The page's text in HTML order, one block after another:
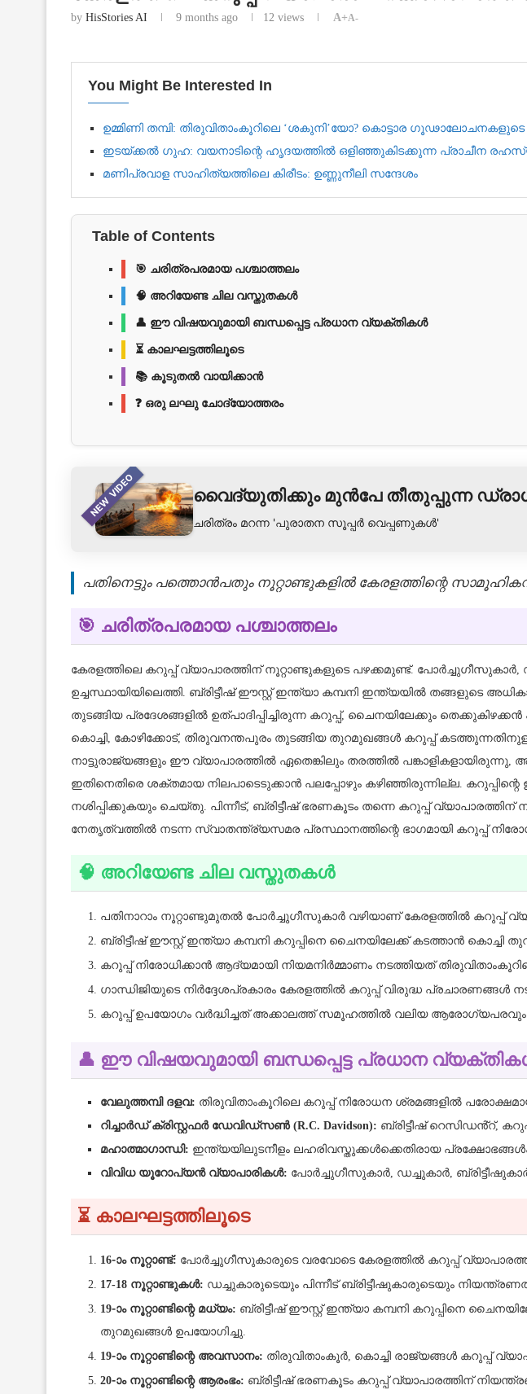
by HisStories AI 9 months ago 12 views A+A-
You Might Be Interested In
ഉമ്മിണി തമ്പി: തിരുവിതാംകൂറിലെ ‘ശകുനി’യോ? കൊട്ടാര
ഇടയ്ക്കൽ ഗുഹ: വയനാടിന്റെ ഹൃദയത്തിൽ ഒളിഞ്ഞുകിടക്കുന്ന പ്രാചീന
മണിപ്രവാള സാഹിത്യത്തിലെ കിരീടം: ഉണ്ണുനീലി സന്ദേശം
Table of Contents
🎯 ചരിത്രപരമായ പശ്ചാത്തലം
🧠 അറിയേണ്ട ചില വസ്തുതകൾ
👤 ഈ വിഷയവുമായി ബന്ധപ്പെട്ട പ്രധാന വ്യക്തികൾ
⏳ കാലഘട്ടത്തിലൂടെ
📚 കൂടുതൽ വായിക്കാൻ
❓ ഒരു ലഘു ചോദ്യോത്തരം
NEW VIDEO വൈദ്യുതിക്കും മുൻപേ തീതുപ്പുന്ന
ചരിത്രം മറന്ന 'പുരാതന സൂപ്പർ വെപ്പണുകൾ'
പതിനെട്ടും പത്തൊൻപതും നൂറ്റാണ്ടുകളിൽ കേരളത്തിന്റെ
🎯 ചരിത്രപരമായ പശ്ചാത്തലം
കേരളത്തിലെ കറുപ്പ് വ്യാപാരത്തിന് നൂറ്റാണ്ടുകളുടെ പഴക്കമുണ്ട്. പോർച്ചുഗീസുകാർ,
ഉച്ചസ്ഥായിയിലെത്തി. ബ്രിട്ടീഷ് ഈസ്റ്റ് ഇന്ത്യാ കമ്പനി ഇന്ത്യയിൽ തങ്ങളുടെ
തുടങ്ങിയ പ്രദേശങ്ങളിൽ ഉത്പാദിപ്പിച്ചിരുന്ന കറുപ്പ്, ചൈനയിലേക്കും
കൊച്ചി, കോഴിക്കോട്, തിരുവനന്തപുരം തുടങ്ങിയ തുറമുഖങ്ങൾ കറുപ്പ്
നാട്ടുരാജ്യങ്ങളും ഈ വ്യാപാരത്തിൽ ഏതെങ്കിലും തരത്തിൽ
ഇതിനെതിരെ ശക്തമായ നിലപാടെടുക്കാൻ പലപ്പോഴും കഴിഞ്ഞിരുന്നില്ല.
നശിപ്പിക്കുകയും ചെയ്തു. പിന്നീട്, ബ്രിട്ടീഷ് ഭരണകൂടം തന്നെ കറുപ്പ്
നേതൃത്വത്തിൽ നടന്ന സ്വാതന്ത്ര്യസമര പ്രസ്ഥാനത്തിന്റെ ഭാഗമായി കറുപ്പ്
🧠 അറിയേണ്ട ചില വസ്തുതകൾ
പതിനാറാം നൂറ്റാണ്ടുമുതൽ പോർച്ചുഗീസുകാർ വഴിയാണ് കേരളത്തിൽ കറുപ്പ്
ബ്രിട്ടീഷ് ഈസ്റ്റ് ഇന്ത്യാ കമ്പനി കറുപ്പിനെ ചൈനയിലേക്ക് കടത്താൻ കൊച്ചി
കറുപ്പ് നിരോധിക്കാൻ ആദ്യമായി നിയമനിർമ്മാണം നടത്തിയത്
ഗാന്ധിജിയുടെ നിർദ്ദേശപ്രകാരം കേരളത്തിൽ കറുപ്പ് വിരുദ്ധ പ്രചാരണങ്ങൾ
കറുപ്പ് ഉപയോഗം വർദ്ധിച്ചത് അക്കാലത്ത് സമൂഹത്തിൽ വലിയ
👤 ഈ വിഷയവുമായി ബന്ധപ്പെട്ട പ്രധാന
വേലുത്തമ്പി ദളവ: തിരുവിതാംകൂറിലെ കറുപ്പ് നിരോധന ശ്രമങ്ങളിൽ
റിച്ചാർഡ് ക്രിസ്റ്റഫർ ഡേവിഡ്സൺ (R.C. Davidson): ബ്രിട്ടീഷ് റെസിഡൻ്റ്,
മഹാത്മാഗാന്ധി: ഇന്ത്യയിലുടനീളം ലഹരിവസ്തുക്കൾക്കെതിരായ
വിവിധ യൂറോപ്യൻ വ്യാപാരികൾ: പോർച്ചുഗീസുകാർ, ഡച്ചുകാർ,
⏳ കാലഘട്ടത്തിലൂടെ
16-ാം നൂറ്റാണ്ട്: പോർച്ചുഗീസുകാരുടെ വരവോടെ കേരളത്തിൽ കറുപ്പ്
17-18 നൂറ്റാണ്ടുകൾ: ഡച്ചുകാരുടെയും പിന്നീട് ബ്രിട്ടീഷുകാരുടെയും
19-ാം നൂറ്റാണ്ടിന്റെ മധ്യം: ബ്രിട്ടീഷ് ഈസ്റ്റ് ഇന്ത്യാ കമ്പനി കറുപ്പിനെ
തുറമുഖങ്ങൾ ഉപയോഗിച്ചു.
19-ാം നൂറ്റാണ്ടിന്റെ അവസാനം: തിരുവിതാംകൂർ, കൊച്ചി രാജ്യങ്ങൾ കറുപ്പ്
20-ാം നൂറ്റാണ്ടിന്റെ ആരംഭം: ബ്രിട്ടീഷ് ഭരണകൂടം കറുപ്പ് വ്യാപാരത്തിന്